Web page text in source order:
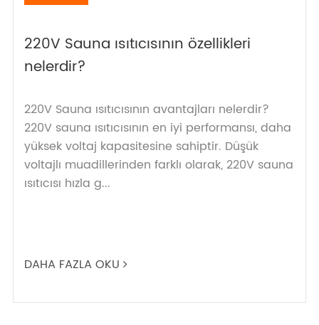
220V Sauna ısıtıcısının özellikleri
nelerdir?
220V Sauna ısıtıcısının avantajları nelerdir?
220V sauna ısıtıcısının en iyi performansı, daha
yüksek voltaj kapasitesine sahiptir. Düşük
voltajlı muadillerinden farklı olarak, 220V sauna
ısıtıcısı hızla g...
DAHA FAZLA OKU